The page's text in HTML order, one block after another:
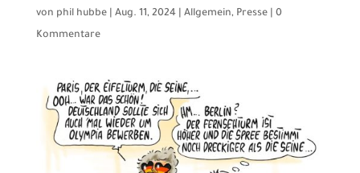
von phil hubbe| Aug. 11, 2024| Allgemein, Presse| 0
Kommentare